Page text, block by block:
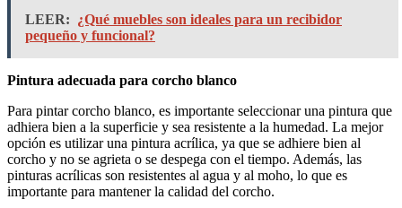
LEER: ¿Qué muebles son ideales para un recibidor
pequeño y funcional?
Pintura adecuada para corcho blanco
Para pintar corcho blanco, es importante seleccionar una pintura que
adhiera bien a la superficie y sea resistente a la humedad. La mejor
opción es utilizar una pintura acrílica, ya que se adhiere bien al
corcho y no se agrieta o se despega con el tiempo. Además, las
pinturas acrílicas son resistentes al agua y al moho, lo que es
importante para mantener la calidad del corcho.